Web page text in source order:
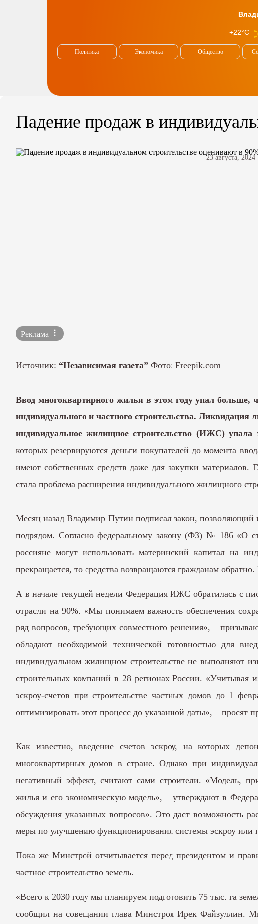
+22°C
Политика Экономика Общество
Падение продаж в
23 августа, 2024
Реклама
Источник: “Независимая газета” Фото: Freepik.com
Ввод многоквартирного жилья в этом году упал
индивидуального и частного строительства. Ликвидация
индивидуальное жилищное строительство (ИЖС)
которых резервируются деньги покупателей до момента
имеют собственных средств даже для закупки материалов.
стала проблема расширения индивидуального жилищного
Месяц назад Владимир Путин подписал закон, позволяющий
подрядом. Согласно федеральному закону (ФЗ) № 186 «О
россияне могут использовать материнский капитал на
прекращается, то средства возвращаются гражданам
А в начале текущей недели Федерация ИЖС обратилась с
отрасли на 90%. «Мы понимаем важность обеспечения
ряд вопросов, требующих совместного решения», –
обладают необходимой технической готовностью для
индивидуальном жилищном строительстве не выполняют
строительных компаний в 28 регионах России. «Учитывая
эскроу-счетов при строительстве частных домов до 1
оптимизировать этот процесс до указанной даты», – просят
Как известно, введение счетов эскроу, на которых
многоквартирных домов в стране. Однако при
негативный эффект, считают сами строители. «Модель,
жилья и его экономическую модель», – утверждают в
обсуждения указанных вопросов». Это даст возможность
меры по улучшению функционирования системы эскроу или
Пока же Минстрой отчитывается перед президентом и
частное строительство земель.
«Всего к 2030 году мы планируем подготовить 75 тыс. га
сообщил на совещании глава Минстроя Ирек Файзуллин.